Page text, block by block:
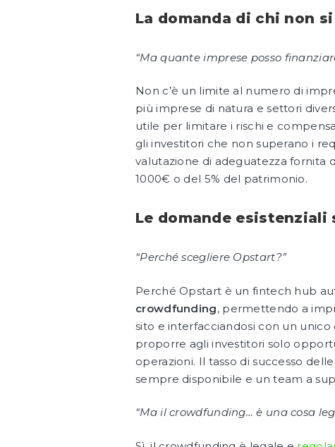
La domanda di chi non
“Ma quante imprese posso
Non c’è un limite al numero di
più imprese di natura e settori
utile per limitare i rischi e
gli investitori che non superano i
valutazione di adeguatezza fornita
1000€ o del 5% del patrimonio.
Le domande
“Perché scegliere Opstart?”
Perché Opstart è un fintech hub
crowdfunding, permettendo a
sito e interfacciandosi con un
proporre agli investitori solo
operazioni. Il tasso di successo
sempre disponibile e un team a
“Ma il crowdfunding… è una cosa